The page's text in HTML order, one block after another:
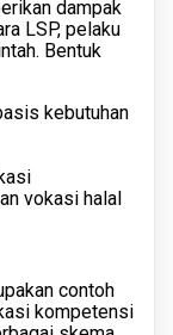
dampak
LSP, pelaku
Bentuk
kebutuhan
vokasi halal
contoh
kompetensi